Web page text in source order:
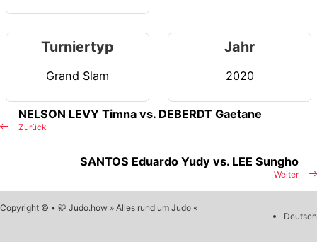
Turniertyp
Grand Slam
Jahr
2020
Zurück
NELSON LEVY Timna vs. DEBERDT Gaetane
Weiter
SANTOS Eduardo Yudy vs. LEE Sungho
Copyright © • 🥋 Judo.how » Alles rund um Judo «
Deutsch